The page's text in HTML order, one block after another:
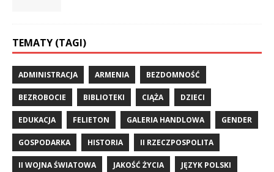
TEMATY (TAGI)
ADMINISTRACJA ARMENIA BEZDOMNOŚĆ
BEZROBOCIE BIBLIOTEKI CIĄŻA DZIECI
EDUKACJA FELIETON GALERIA HANDLOWA GENDER
GOSPODARKA HISTORIA II RZECZPOSPOLITA
II WOJNA ŚWIATOWA JAKOŚĆ ŻYCIA JĘZYK POLSKI